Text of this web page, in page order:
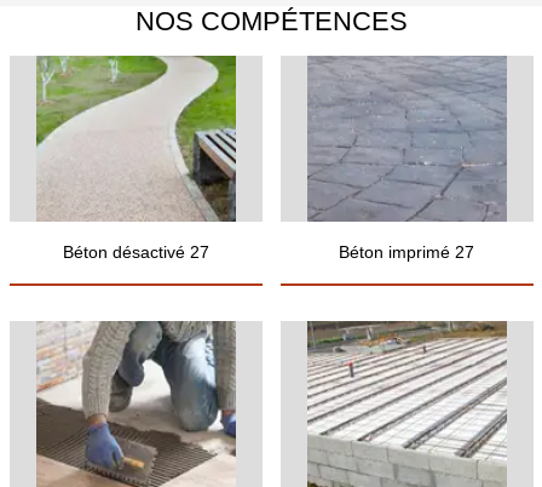
NOS COMPÉTENCES
Béton désactivé 27 Béton imprimé 27